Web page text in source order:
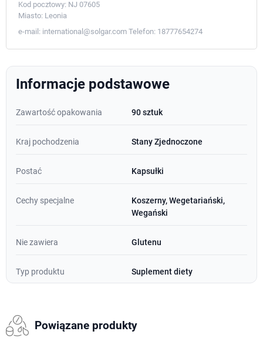
Kod pocztowy: NJ 07605
Miasto: Leonia
e-mail: international@solgar.com Telefon: 18777654274
Informacje podstawowe
Zawartość opakowania 90 sztuk
Kraj pochodzenia Stany Zjednoczone
Postać Kapsułki
Cechy specjalne
Koszerny, Wegetariański,
Wegański
Nie zawiera Glutenu
Typ produktu Suplement diety
Powiązane produkty